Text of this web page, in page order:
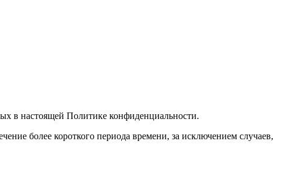
в настоящей Политике конфиденциальности.
более короткого периода времени, за исключением случаев,